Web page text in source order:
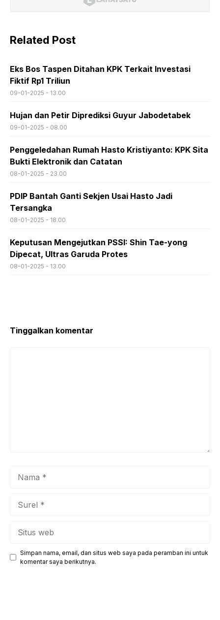
Related Post
Eks Bos Taspen Ditahan KPK Terkait Investasi
Fiktif Rp1 Triliun
09-01-2025 - 13.00
Hujan dan Petir Diprediksi Guyur Jabodetabek
09-01-2025 - 08.00
Penggeledahan Rumah Hasto Kristiyanto: KPK Sita
Bukti Elektronik dan Catatan
08-01-2025 - 23.00
PDIP Bantah Ganti Sekjen Usai Hasto Jadi
Tersangka
08-01-2025 - 18.00
Keputusan Mengejutkan PSSI: Shin Tae-yong
Dipecat, Ultras Garuda Protes
08-01-2025 - 13.00
Tinggalkan komentar
Simpan nama, email, dan situs web saya pada peramban ini untuk
komentar saya berikutnya.